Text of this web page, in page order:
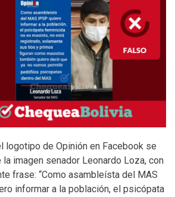
logotipo de Opinión en Facebook se
la imagen senador Leonardo Loza, con
frase: “Como asambleísta del MAS
informar a la población, el psicópata